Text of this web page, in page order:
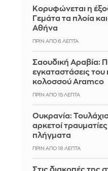
Κορυφώνεται η
Γεμάτα τα πλοία
Αθήνα
ΠΡΙΝ ΑΠΌ 6 ΛΕΠΤΆ
Σαουδική Αραβία:
εγκαταστάσεις του
κολοσσού Aramco
ΠΡΙΝ ΑΠΌ 15 ΛΕΠΤΆ
Ουκρανία:
αρκετοί
πλήγματα
ΠΡΙΝ ΑΠΌ 18 ΛΕΠΤΆ